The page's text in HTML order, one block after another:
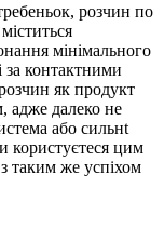
розчин по
мінімального
за контактними
як продукт
адже далеко не
або сильнt
користуєтеся цим
таким же успіхом